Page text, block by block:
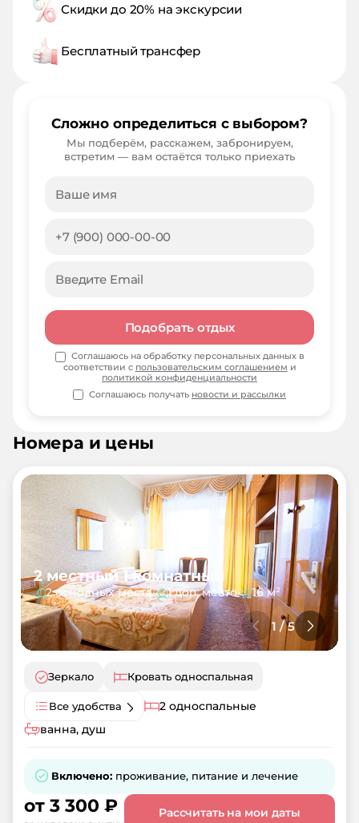
Номера и цены
2 местный 1 комнатный
2 основных места• 1 доп. место• 16 м²
1 /5
Зеркало Кровать односпальная
Все удобства
2 односпальные
ванна, душ
Включено: проживание, питание и лечение
от 3 300 ₽ Рассчитать на мои даты
Скидки до 20% на экскурсии
Бесплатный трансфер
Сложно определиться с выбором?
Мы подберём, расскажем, забронируем,
встретим — вам остаётся только приехать
Подобрать отдых
Соглашаюсь на обработку персональных данных в
соответствии с пользовательским соглашением и
политикой конфиденциальности
Соглашаюсь получать новости и рассылки